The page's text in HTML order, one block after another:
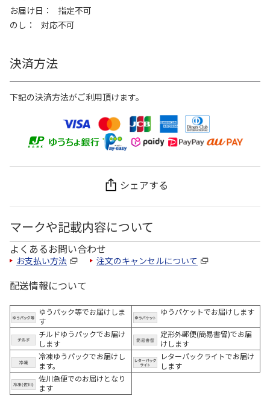
お届け日
指定不可
のし
対応不可
決済方法
下記の決済方法がご利用頂けます。
シェアする
マークや記載内容について
よくあるお問い合わせ
お支払い方法 注文のキャンセルについて
配送情報について
ゆうパック等でお届けしま
す
ゆうパケットでお届けします
チルドゆうパックでお届け
します
定形外郵便(簡易書留)でお届
けします
冷凍ゆうパックでお届けし
ます。
レターパックライトでお届け
します
佐川急便でのお届けとなり
ます